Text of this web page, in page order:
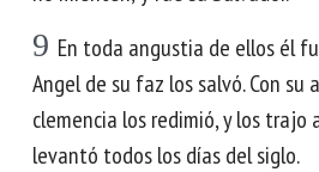
9 En toda angustia de ellos él
Angel de su faz los salvó. Con su
clemencia los redimió, y los trajo
levantó todos los días del siglo.